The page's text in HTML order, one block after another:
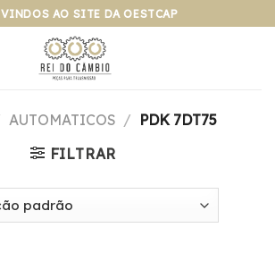
AO SITE DA OESTCAP
AUTOMATICOS / PDK 7DT75
FILTRAR